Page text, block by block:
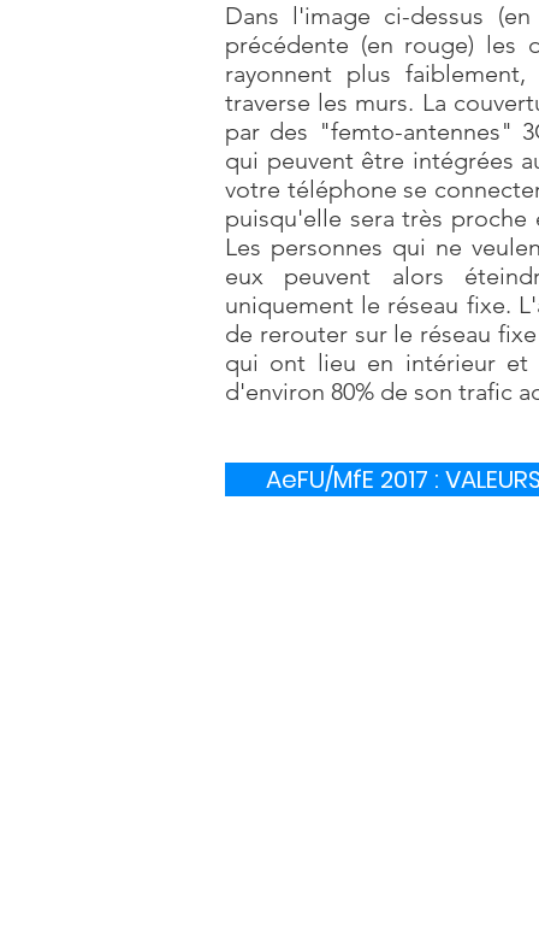
Dans l'image ci-dessus
précédente (en rouge) les
rayonnent plus
traverse les murs. La
par des "femto-antennes"
qui peuvent être intégrées
votre téléphone se
puisqu'elle sera très proche
Les personnes qui ne
eux peuvent alors
uniquement le réseau fixe.
de rerouter sur le réseau
qui ont lieu en intérieur et
d'environ 80% de son trafic
AeFU/MfE 2017 :